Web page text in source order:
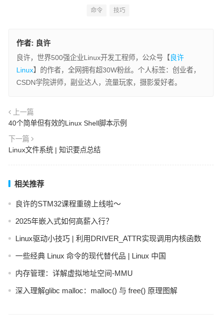
命令 技巧
作者: 良许
良许，世界500强企业Linux开发工程师，公众号【 良许
Linux】的作者，全网拥有超30W粉丝。个人标签：创业者，
CSDN学院讲师，副业达人，流量玩家，摄影爱好者。
上一篇
40个简单但有效的Linux Shell脚本示例
下一篇
Linux文件系统 | 知识要点总结
相关推荐
良许的STM32课程重磅上线啦～
2025年嵌入式如何高薪入行？
Linux驱动小技巧 | 利用DRIVER_ATTR实现调用内核函数
一些经典 Linux 命令的现代替代品 | Linux 中国
内存管理：详解虚拟地址空间-MMU
深入理解glibc malloc：malloc() 与 free() 原理图解